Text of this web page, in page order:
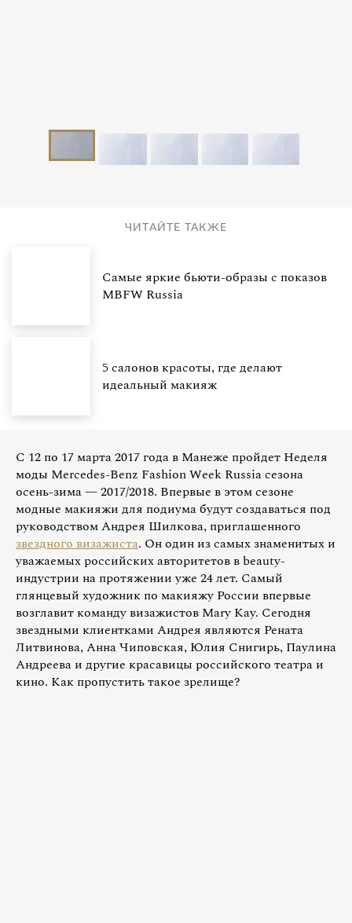
ЧИТАЙТЕ ТАКЖЕ
Самые яркие бьюти-образы с показов
MBFW Russia
5 салонов красоты, где делают
идеальный макияж
С 12 по 17 марта 2017 года в Манеже пройдет Неделя
моды Mercedes-Benz Fashion Week Russia сезона
осень-зима — 2017/2018. Впервые в этом сезоне
модные макияжи для подиума будут создаваться под
руководством Андрея Шилкова, приглашенного
звездного визажиста. Он один из самых знаменитых и
уважаемых российских авторитетов в beauty-
индустрии на протяжении уже 24 лет. Самый
глянцевый художник по макияжу России впервые
возглавит команду визажистов Mary Kay. Сегодня
звездными клиентками Андрея являются Рената
Литвинова, Анна Чиповская, Юлия Снигирь, Паулина
Андреева и другие красавицы российского театра и
кино. Как пропустить такое зрелище?